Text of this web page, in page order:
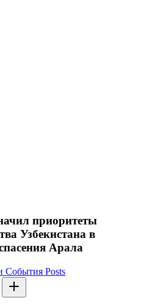
приоритеты
Узбекистана в
Арала
События Posts